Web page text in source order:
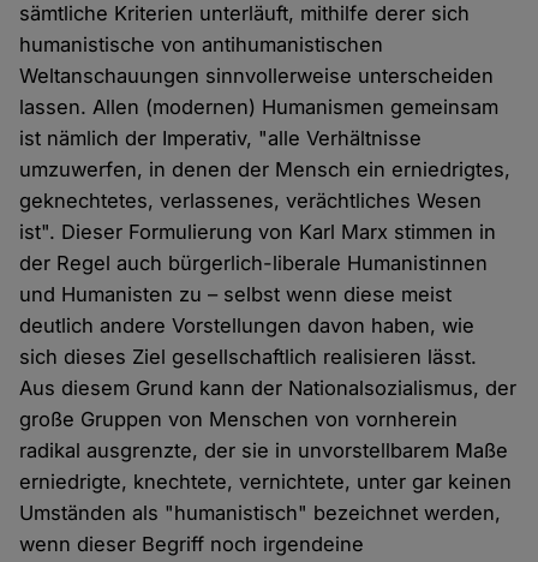
sämtliche Kriterien unterläuft, mithilfe derer sich
humanistische von antihumanistischen
Weltanschauungen sinnvollerweise unterscheiden
lassen. Allen (modernen) Humanismen gemeinsam
ist nämlich der Imperativ, "alle Verhältnisse
umzuwerfen, in denen der Mensch ein erniedrigtes,
geknechtetes, verlassenes, verächtliches Wesen
ist". Dieser Formulierung von Karl Marx stimmen in
der Regel auch bürgerlich-liberale Humanistinnen
und Humanisten zu – selbst wenn diese meist
deutlich andere Vorstellungen davon haben, wie
sich dieses Ziel gesellschaftlich realisieren lässt.
Aus diesem Grund kann der Nationalsozialismus, der
große Gruppen von Menschen von vornherein
radikal ausgrenzte, der sie in unvorstellbarem Maße
erniedrigte, knechtete, vernichtete, unter gar keinen
Umständen als "humanistisch" bezeichnet werden,
wenn dieser Begriff noch irgendeine